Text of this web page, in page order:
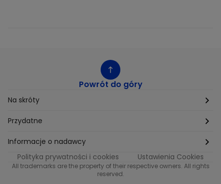
Powrót do góry
Na skróty
Etyka
Supplier Diversity
Polityka podatkowa
Przydatne
Biuro Prasowe
Biuro Reklamy
Informacje o nadawcy
Informacje o nadawcy programu METRO
Polityka prywatności i cookies Ustawienia Cookies
All trademarks are the property of their respective owners. All rights
reserved.